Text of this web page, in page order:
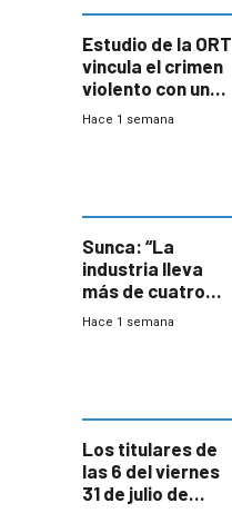
Estudio de la ORT
vincula el crimen
violento con una
menor creación
Hace 1 semana
Sunca: “La
industria lleva
más de cuatro
meses sin
Hace 1 semana
Los titulares de
las 6 del viernes
31 de julio de